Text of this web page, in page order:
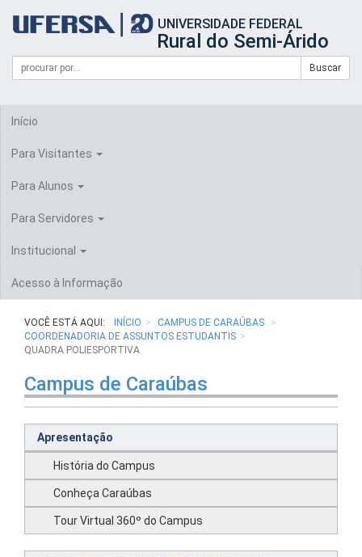
portal
UFERSA
UNIVERSIDADE FEDERAL
Rural do Semi-Árido
Formulário
Busca
Campo
de
Buscar
Início
Para Visitantes
Para Alunos
Para Servidores
Institucional
Acesso à Informação
VOCÊ ESTÁ AQUI: INÍCIO
CAMPUS DE CARAÚBAS
COORDENADORIA DE ASSUNTOS ESTUDANTIS
QUADRA POLIESPORTIVA
Campus de Caraúbas
Apresentação
História do Campus
Conheça Caraúbas
Tour Virtual 360º do Campus